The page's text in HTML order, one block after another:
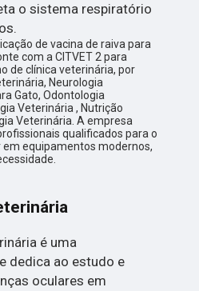
o sistema respiratório
de vacina de raiva para
com a CITVET 2 para
de clínica veterinária, por
Neurologia
Gato, Odontologia
Veterinária , Nutrição
Veterinária. A empresa
qualificados para o
em equipamentos modernos,
é uma
dedica ao estudo e
oculares em